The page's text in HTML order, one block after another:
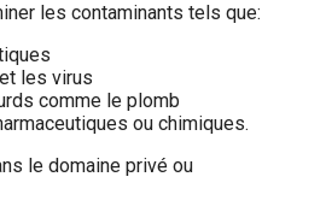
les contaminants tels que:
les virus
comme le plomb
ou chimiques.
le domaine privé ou